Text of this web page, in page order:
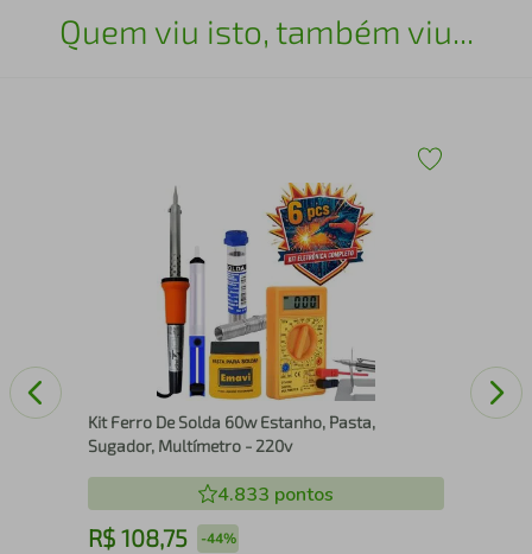
Quem viu isto, também viu...
Kit Ferro De Solda 60w Estanho, Pasta,
Sugador, Multímetro - 220v
4.833 pontos
R$ 108,75 -44%